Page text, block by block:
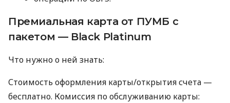
Премиальная карта от ПУМБ с
пакетом — Black Platinum
Что нужно о ней знать:
Стоимость оформления карты/открытия счета —
бесплатно. Комиссия по обслуживанию карты: